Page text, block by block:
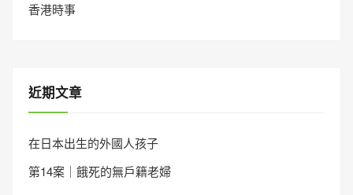
香港時事
近期文章
在日本出生的外國人孩子
第14案｜餓死的無戶籍老婦